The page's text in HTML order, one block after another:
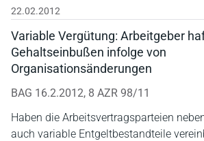
22.02.2012
Variable Vergütung: Arbeitgeber
Gehaltseinbußen infolge von
Organisationsänderungen
BAG 16.2.2012, 8 AZR 98/11
Haben die Arbeitsvertragsparteien
auch variable Entgeltbestandteile